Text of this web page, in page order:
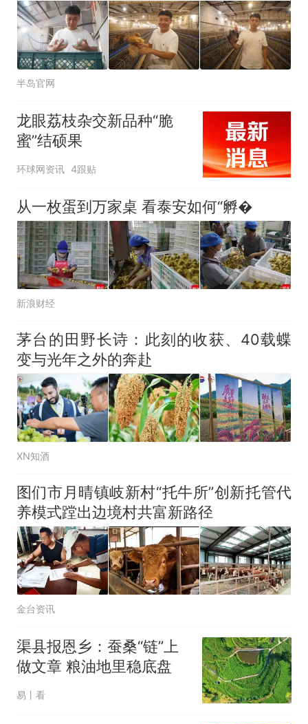
半岛官网
龙眼荔枝杂交新品种“脆
蜜”结硕果
环球网资讯 4跟贴
从一枚蛋到万家桌 看泰安如何“孵�
新浪财经
茅台的田野长诗：此刻的收获、40载蝶
变与光年之外的奔赴
XN知酒
图们市月晴镇岐新村“托牛所”创新托管代
养模式蹚出边境村共富新路径
金台资讯
渠县报恩乡：蚕桑“链”上
做文章 粮油地里稳底盘
易丨看